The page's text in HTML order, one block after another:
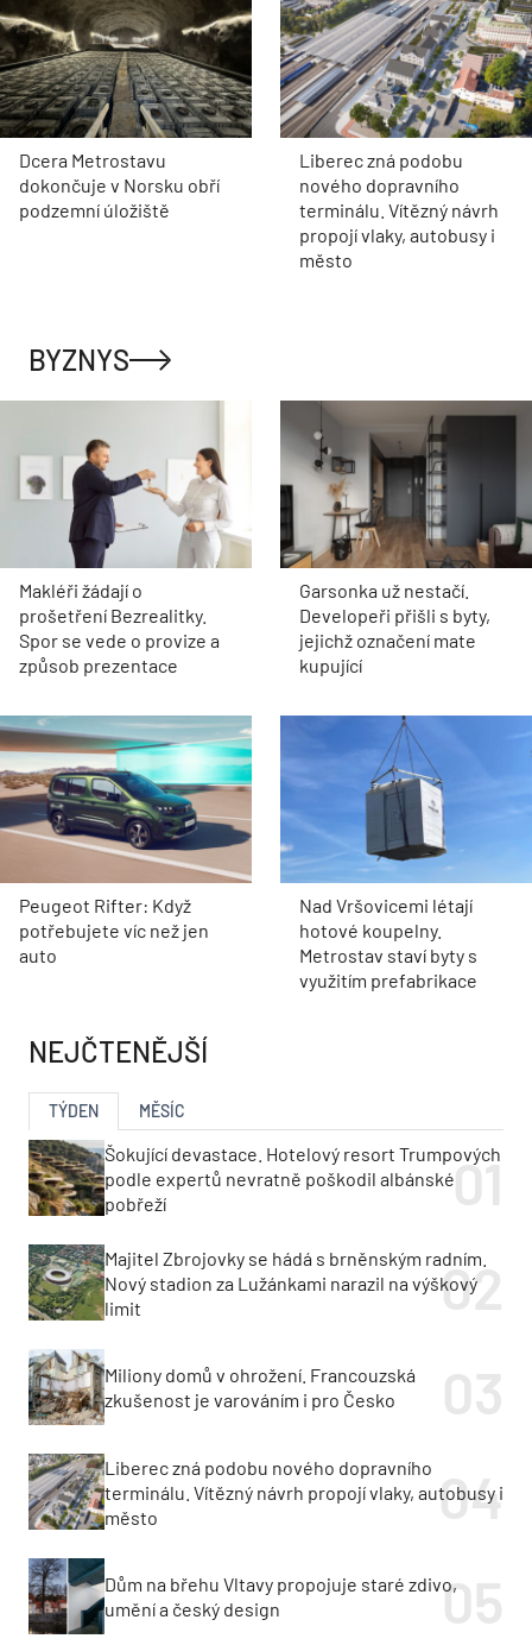
Dcera Metrostavu
dokončuje v Norsku obří
podzemní úložiště
Liberec zná podobu
nového dopravního
terminálu. Vítězný návrh
propojí vlaky, autobusy i
město
BYZNYS
Makléři žádají o
prošetření Bezrealitky.
Spor se vede o provize a
způsob prezentace
Garsonka už nestačí.
Developeři přišli s byty,
jejichž označení mate
kupující
Peugeot Rifter: Když
potřebujete víc než jen
auto
Nad Vršovicemi létají
hotové koupelny.
Metrostav staví byty s
využitím prefabrikace
NEJČTENĚJŠÍ
TÝDEN MĚSÍC
Šokující devastace. Hotelový resort Trumpových
podle expertů nevratně poškodil albánské
pobřeží
Majitel Zbrojovky se hádá s brněnským radním.
Nový stadion za Lužánkami narazil na výškový
limit
Miliony domů v ohrožení. Francouzská
zkušenost je varováním i pro Česko
Liberec zná podobu nového dopravního
terminálu. Vítězný návrh propojí vlaky, autobusy i
město
Dům na břehu Vltavy propojuje staré zdivo,
umění a český design